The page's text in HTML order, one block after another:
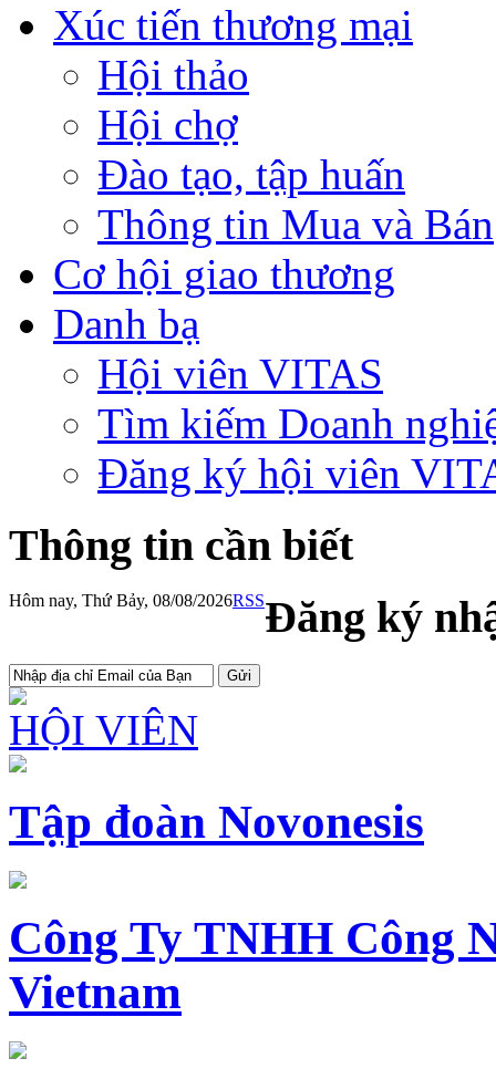
Xúc tiến thương mại
Hội thảo
Hội chợ
Đào tạo, tập huấn
Thông tin Mua và Bán
Cơ hội giao thương
Danh bạ
Hội viên VITAS
Tìm kiếm Doanh
Đăng ký hội viên
Thông tin cần biết
Hôm nay, Thứ Bảy, 08/08/2026RSSĐăng ký
HỘI VIÊN
Tập đoàn Novonesis
Công Ty TNHH Công
Vietnam